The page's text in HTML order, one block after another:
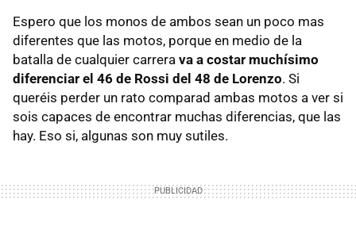
Espero que los monos de ambos sean un poco mas
diferentes que las motos, porque en medio de la
batalla de cualquier carrera va a costar muchísimo
diferenciar el 46 de Rossi del 48 de Lorenzo. Si
queréis perder un rato comparad ambas motos a ver si
sois capaces de encontrar muchas diferencias, que las
hay. Eso si, algunas son muy sutiles.